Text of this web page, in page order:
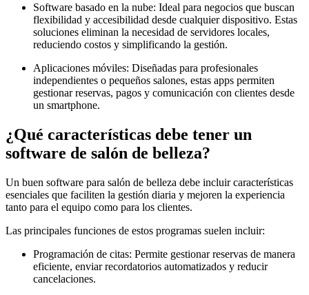
Software basado en la nube: Ideal para negocios que buscan
flexibilidad y accesibilidad desde cualquier dispositivo. Estas
soluciones eliminan la necesidad de servidores locales,
reduciendo costos y simplificando la gestión.
Aplicaciones móviles: Diseñadas para profesionales
independientes o pequeños salones, estas apps permiten
gestionar reservas, pagos y comunicación con clientes desde
un smartphone.
¿Qué características debe tener un
software de salón de belleza?
Un buen software para salón de belleza debe incluir características
esenciales que faciliten la gestión diaria y mejoren la experiencia
tanto para el equipo como para los clientes.
Las principales funciones de estos programas suelen incluir:
Programación de citas: Permite gestionar reservas de manera
eficiente, enviar recordatorios automatizados y reducir
cancelaciones.